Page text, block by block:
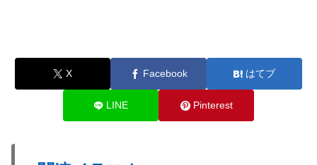
X Facebook はてブ
LINE Pinterest